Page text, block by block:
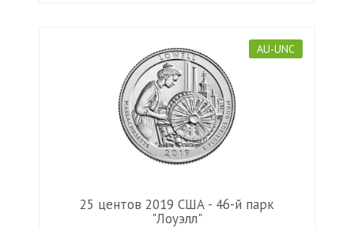
AU-UNC
25 центов 2019 США - 46-й парк
"Лоуэлл"